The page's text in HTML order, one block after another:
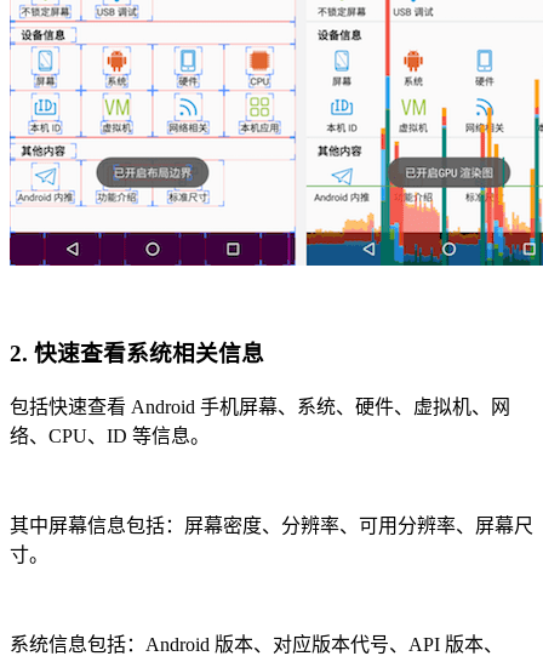
2. 快速查看系统相关信息
包括快速查看 Android 手机屏幕、系统、硬件、虚拟机、网
络、CPU、ID 等信息。
其中屏幕信息包括：屏幕密度、分辨率、可用分辨率、屏幕尺
寸。
系统信息包括：Android 版本、对应版本代号、API 版本、